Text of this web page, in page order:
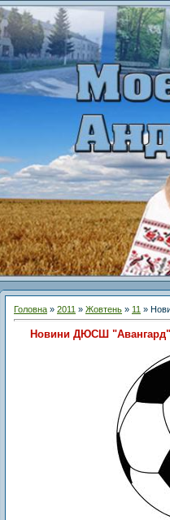
Головна » 2011 » Жовтень » 11 »
Новини ДЮСШ "Авангард"